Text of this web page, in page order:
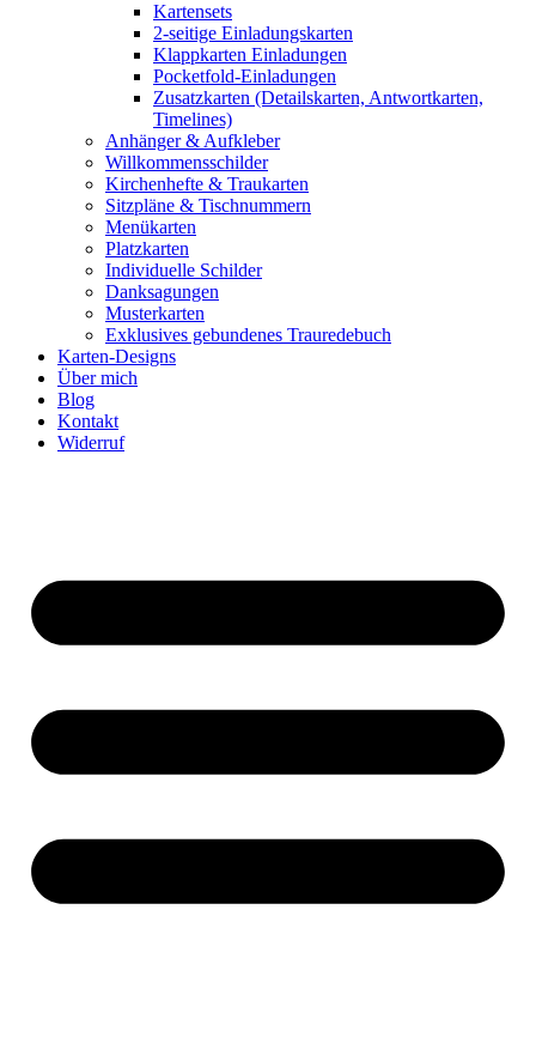
Kartensets
2-seitige Einladungskarten
Klappkarten Einladungen
Pocketfold-Einladungen
Zusatzkarten (Detailskarten, Antwortkarten,
Timelines)
Anhänger & Aufkleber
Willkommensschilder
Kirchenhefte & Traukarten
Sitzpläne & Tischnummern
Menükarten
Platzkarten
Individuelle Schilder
Danksagungen
Musterkarten
Exklusives gebundenes Trauredebuch
Karten-Designs
Über mich
Blog
Kontakt
Widerruf